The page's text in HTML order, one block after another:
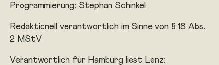
Programmierung: Stephan Schinkel
Redaktionell verantwortlich im Sinne von § 18 Abs.
2 MStV
Verantwortlich für Hamburg liest Lenz: